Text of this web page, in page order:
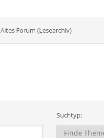
Altes Forum (Lesearchiv)
Suchtyp: